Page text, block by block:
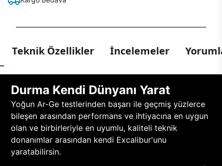
Teknik Özellikler İncelemeler
Durma Kendi Dünyanı Yarat
Yoğun Ar-Ge testlerinden başarı ile geçmiş yüzlerce
bileşen arasından performans ve ihtiyacına en uygun
olan ve birbirleriyle en uyumlu, kaliteli teknik
donanımlar arasından kendi Excalibur'unu
yaratabilirsin.